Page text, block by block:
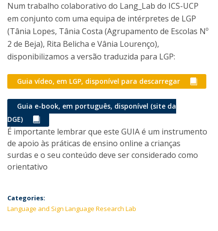
Num trabalho colaborativo do Lang_Lab do ICS-UCP
em conjunto com uma equipa de intérpretes de LGP
(Tânia Lopes, Tânia Costa (Agrupamento de Escolas Nº
2 de Beja), Rita Belicha e Vânia Lourenço),
disponibilizamos a versão traduzida para LGP:
Guia vídeo, em LGP, disponível para descarregar
Guia e-book, em português, disponível (site da
DGE)
É importante lembrar que este GUIA é um instrumento
de apoio às práticas de ensino online a crianças
surdas e o seu conteúdo deve ser considerado como
orientativo
Categories:
Language and Sign Language Research Lab